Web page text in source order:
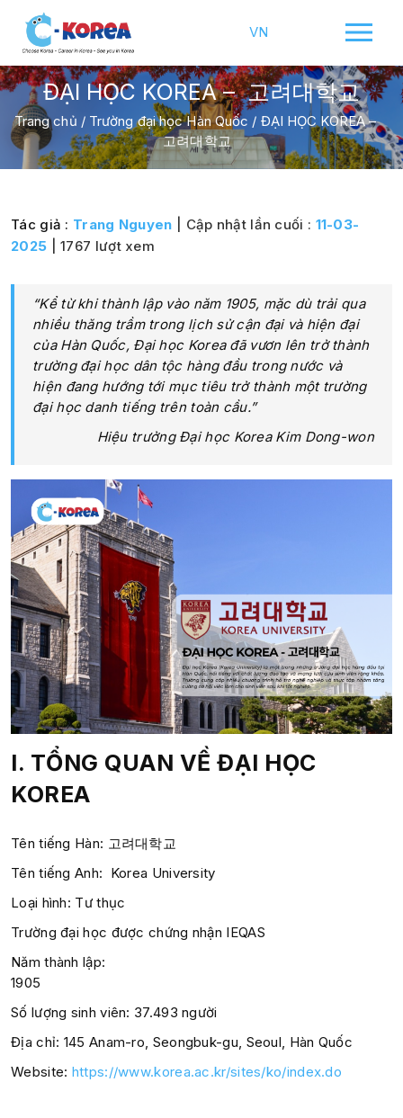
VN
ĐẠI HỌC KOREA – 고려대학교
Trang chủ / Trường đại học Hàn Quốc / ĐẠI HỌC KOREA –
고려대학교
Tác giả : Trang Nguyen | Cập nhật lần cuối : 11-03-
2025 | 1767 lượt xem
“Kể từ khi thành lập vào năm 1905, mặc dù trải qua
nhiều thăng trầm trong lịch sử cận đại và hiện đại
của Hàn Quốc, Đại học Korea đã vươn lên trở thành
trường đại học dân tộc hàng đầu trong nước và
hiện đang hướng tới mục tiêu trở thành một trường
đại học danh tiếng trên toàn cầu.”
Hiệu trưởng Đại học Korea Kim Dong-won
I. TỔNG QUAN VỀ ĐẠI HỌC
KOREA
Tên tiếng Hàn: 고려대학교
Tên tiếng Anh: Korea University
Loại hình: Tư thục
Trường đại học được chứng nhận IEQAS
Năm thành lập:
1905
Số lượng sinh viên: 37.493 người
Địa chỉ: 145 Anam-ro, Seongbuk-gu, Seoul, Hàn Quốc
Website: https://www.korea.ac.kr/sites/ko/index.do